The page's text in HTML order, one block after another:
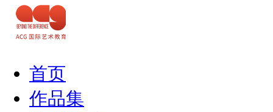
首页
作品集